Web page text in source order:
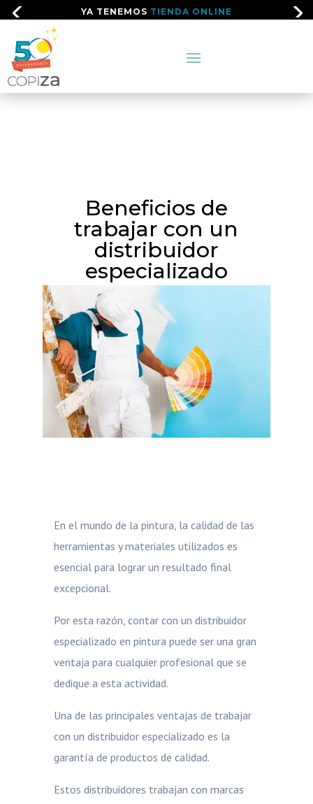
YA TENEMOS TIENDA ONLINE
Beneficios de
trabajar con un
distribuidor
especializado
En el mundo de la pintura, la calidad de las
herramientas y materiales utilizados es
esencial para lograr un resultado final
excepcional.
Por esta razón, contar con un distribuidor
especializado en pintura puede ser una gran
ventaja para cualquier profesional que se
dedique a esta actividad.
Una de las principales ventajas de trabajar
con un distribuidor especializado es la
garantía de productos de calidad.
Estos distribuidores trabajan con marcas